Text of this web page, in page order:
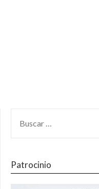
Patrocinio